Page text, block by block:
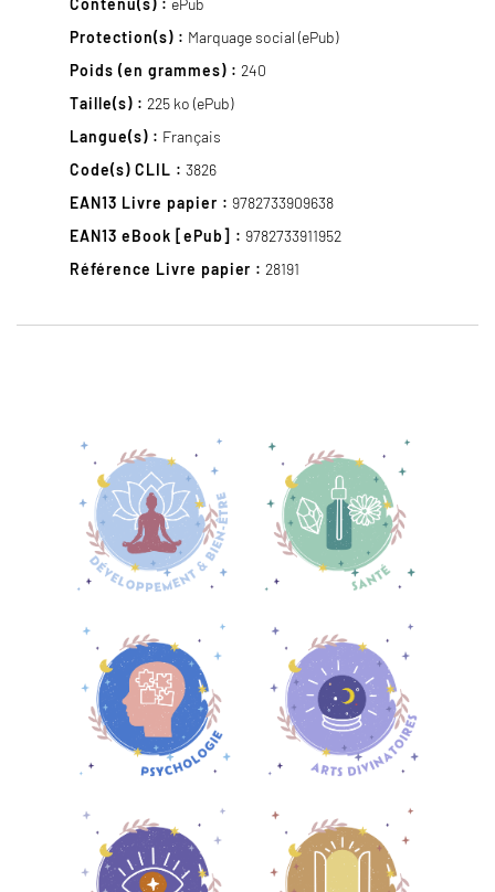
Contenu(s) : ePub
Protection(s) : Marquage social (ePub)
Poids (en grammes) : 240
Taille(s) : 225 ko (ePub)
Langue(s) : Français
Code(s) CLIL : 3826
EAN13 Livre papier : 9782733909638
EAN13 eBook [ePub] : 9782733911952
Référence Livre papier : 28191